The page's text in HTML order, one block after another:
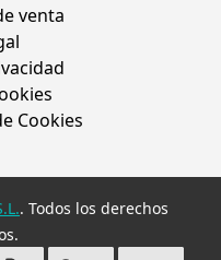
venta
Cookies
. Todos los derechos